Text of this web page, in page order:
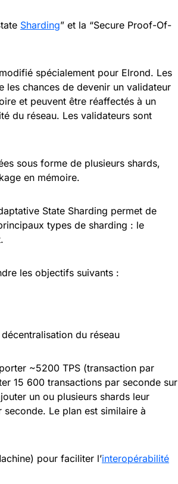
Sharding” et la “Secure Proof-Of-
modifié spécialement pour Elrond. Les
chances de devenir un validateur
et peuvent être réaffectés à un
du réseau. Les validateurs sont
sous forme de plusieurs shards,
en mémoire.
State Sharding permet de
types de sharding : le
les objectifs suivants :
du réseau
~5200 TPS (transaction par
15 600 transactions par seconde sur
un ou plusieurs shards leur
Le plan est similaire à
pour faciliter l’interopérabilité